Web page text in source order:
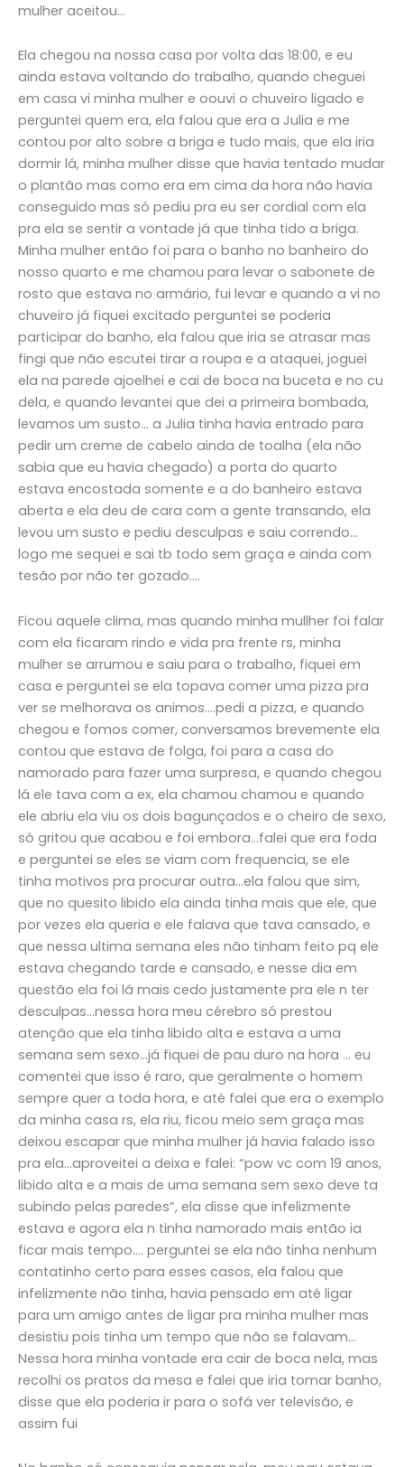
mulher aceitou…
Ela chegou na nossa casa por volta das 18:00, e eu
ainda estava voltando do trabalho, quando cheguei
em casa vi minha mulher e oouvi o chuveiro ligado e
perguntei quem era, ela falou que era a Julia e me
contou por alto sobre a briga e tudo mais, que ela iria
dormir lá, minha mulher disse que havia tentado mudar
o plantão mas como era em cima da hora não havia
conseguido mas só pediu pra eu ser cordial com ela
pra ela se sentir a vontade já que tinha tido a briga.
Minha mulher então foi para o banho no banheiro do
nosso quarto e me chamou para levar o sabonete de
rosto que estava no armário, fui levar e quando a vi no
chuveiro já fiquei excitado perguntei se poderia
participar do banho, ela falou que iria se atrasar mas
fingi que não escutei tirar a roupa e a ataquei, joguei
ela na parede ajoelhei e cai de boca na buceta e no cu
dela, e quando levantei que dei a primeira bombada,
levamos um susto… a Julia tinha havia entrado para
pedir um creme de cabelo ainda de toalha (ela não
sabia que eu havia chegado) a porta do quarto
estava encostada somente e a do banheiro estava
aberta e ela deu de cara com a gente transando, ela
levou um susto e pediu desculpas e saiu correndo…
logo me sequei e sai tb todo sem graça e ainda com
tesão por não ter gozado….
Ficou aquele clima, mas quando minha mullher foi falar
com ela ficaram rindo e vida pra frente rs, minha
mulher se arrumou e saiu para o trabalho, fiquei em
casa e perguntei se ela topava comer uma pizza pra
ver se melhorava os animos….pedi a pizza, e quando
chegou e fomos comer, conversamos brevemente ela
contou que estava de folga, foi para a casa do
namorado para fazer uma surpresa, e quando chegou
lá ele tava com a ex, ela chamou chamou e quando
ele abriu ela viu os dois bagunçados e o cheiro de sexo,
só gritou que acabou e foi embora…falei que era foda
e perguntei se eles se viam com frequencia, se ele
tinha motivos pra procurar outra…ela falou que sim,
que no quesito libido ela ainda tinha mais que ele, que
por vezes ela queria e ele falava que tava cansado, e
que nessa ultima semana eles não tinham feito pq ele
estava chegando tarde e cansado, e nesse dia em
questão ela foi lá mais cedo justamente pra ele n ter
desculpas…nessa hora meu cérebro só prestou
atenção que ela tinha libido alta e estava a uma
semana sem sexo…já fiquei de pau duro na hora … eu
comentei que isso é raro, que geralmente o homem
sempre quer a toda hora, e até falei que era o exemplo
da minha casa rs, ela riu, ficou meio sem graça mas
deixou escapar que minha mulher já havia falado isso
pra ela…aproveitei a deixa e falei: “pow vc com 19 anos,
libido alta e a mais de uma semana sem sexo deve ta
subindo pelas paredes”, ela disse que infelizmente
estava e agora ela n tinha namorado mais então ia
ficar mais tempo…. perguntei se ela não tinha nenhum
contatinho certo para esses casos, ela falou que
infelizmente não tinha, havia pensado em até ligar
para um amigo antes de ligar pra minha mulher mas
desistiu pois tinha um tempo que não se falavam…
Nessa hora minha vontade era cair de boca nela, mas
recolhi os pratos da mesa e falei que iria tomar banho,
disse que ela poderia ir para o sofá ver televisão, e
assim fui